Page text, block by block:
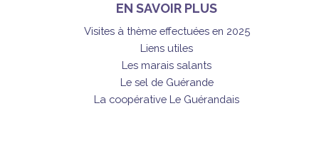
EN SAVOIR PLUS
Visites à thème effectuées en 2025
Liens utiles
Les marais salants
Le sel de Guérande
La coopérative Le Guérandais